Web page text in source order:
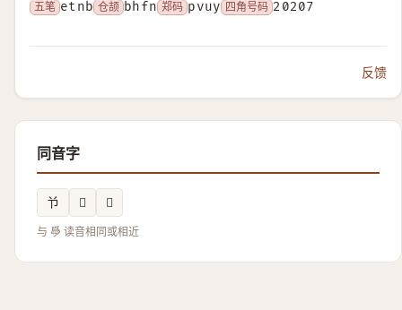
五笔 etnb 仓颉 bhfn 郑码 pvuy 四角号码 20207
反馈
同音字
兯 𭊻 𨹓
与 爳 读音相同或相近